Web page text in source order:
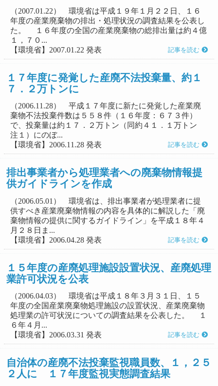
（2007.01.22） 環境省は平成１９年１月２２日、１６
年度の産業廃棄物の排出・処理状況の調査結果を公表し
た。 １６年度の全国の産業廃棄物の総排出量は約４億
１，７０...
【環境省】2007.01.22 発表
記事を読む
１７年度に発覚した産廃不法投棄量、約１
７．２万トンに
（2006.11.28） 平成１７年度に新たに発覚した産業廃
棄物不法投棄件数は５５８件（１６年度：６７３件）
で、投棄量は約１７．２万トン（同約４１．１万トン
注１）にのぼ...
【環境省】2006.11.28 発表
記事を読む
排出事業者から処理業者への廃棄物情報提
供ガイドラインを作成
（2006.05.01） 環境省は、排出事業者が処理業者に提
供すべき産業廃棄物情報の内容を具体的に解説した「廃
棄物情報の提供に関するガイドライン」を平成１８年４
月２８日ま...
【環境省】2006.04.28 発表
記事を読む
１５年度の産廃処理施設設置状況、産廃処理
業許可状況を公表
（2006.04.03） 環境省は平成１８年３月３１日、１５
年度の全国産業廃棄物処理施設の設置状況、産業廃棄物
処理業の許可状況についての調査結果を公表した。 １
６年４月...
【環境省】2006.03.31 発表
記事を読む
自治体の産廃不法投棄監視職員数、１，２５
２人に １７年度監視実態調査結果